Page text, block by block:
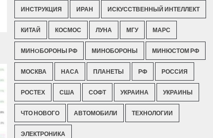
ИНСТРУКЦИЯ ИРАН ИСКУССТВЕННЫЙ ИНТЕЛЛЕКТ
КИТАЙ КОСМОС ЛУНА МГУ МАРС
МИНOБОРОНЫ РФ МИНОБОРОНЫ МИНЮСТОМ РФ
МОСКВА НАСА ПЛАНЕТЫ РФ РОССИЯ
РОСТЕХ США СОФТ УКРАИНА УКРАИНЫ
ЧТО НОВОГО АВТОМОБИЛИ ТЕХНОЛОГИИ
ЭЛЕКТРОНИКА